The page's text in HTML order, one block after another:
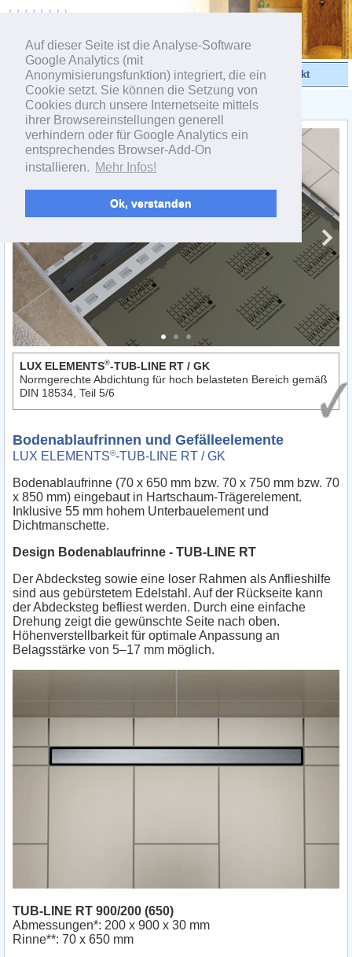
Auf dieser Seite ist die Analyse-Software
Google Analytics (mit
Anonymisierungsfunktion) integriert, die ein
Cookie setzt. Sie können die Setzung von
Cookies durch unsere Internetseite mittels
ihrer Browsereinstellungen generell
verhindern oder für Google Analytics ein
entsprechendes Browser-Add-On
installieren. Mehr Infos!
Ok, verstanden
Videos Produkte Kontakt
< Linientwässerung
LUX ELEMENTS®-TUB-LINE RT / GK
Normgerechte Abdichtung für hoch belasteten Bereich gemäß
DIN 18534, Teil 5/6
Bodenablaufrinnen und Gefälleelemente
LUX ELEMENTS®-TUB-LINE RT / GK
Bodenablaufrinne (70 x 650 mm bzw. 70 x 750 mm bzw. 70
x 850 mm) eingebaut in Hartschaum-Trägerelement.
Inklusive 55 mm hohem Unterbauelement und
Dichtmanschette.
Design Bodenablaufrinne - TUB-LINE RT
Der Abdecksteg sowie eine loser Rahmen als Anflieshilfe
sind aus gebürstetem Edelstahl. Auf der Rückseite kann
der Abdecksteg befliest werden. Durch eine einfache
Drehung zeigt die gewünschte Seite nach oben.
Höhenverstellbarkeit für optimale Anpassung an
Belagsstärke von 5–17 mm möglich.
TUB-LINE RT 900/200 (650)
Abmessungen*: 200 x 900 x 30 mm
Rinne**: 70 x 650 mm
powered by webEdition CMS